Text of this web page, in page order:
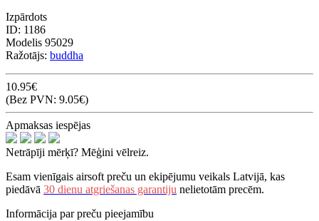
Izpārdots
ID: 1186
Modelis 95029
Ražotājs: buddha
10.95€
(Bez PVN: 9.05€)
Apmaksas iespējas
Netrāpīji mērķī? Mēģini vēlreiz.
Esam vienīgais airsoft preču un ekipējumu veikals Latvijā, kas
piedāvā 30 dienu atgriešanas garantiju nelietotām precēm.
Informācija par preču pieejamību